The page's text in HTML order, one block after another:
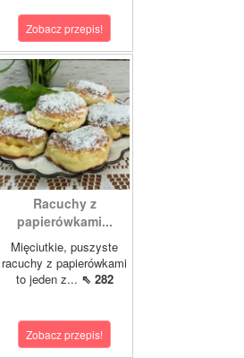
Zobacz przepis!
Racuchy z
papierówkami...
Mięciutkie, puszyste
racuchy z papierówkami
to jeden z... ⇖ 282
Zobacz przepis!